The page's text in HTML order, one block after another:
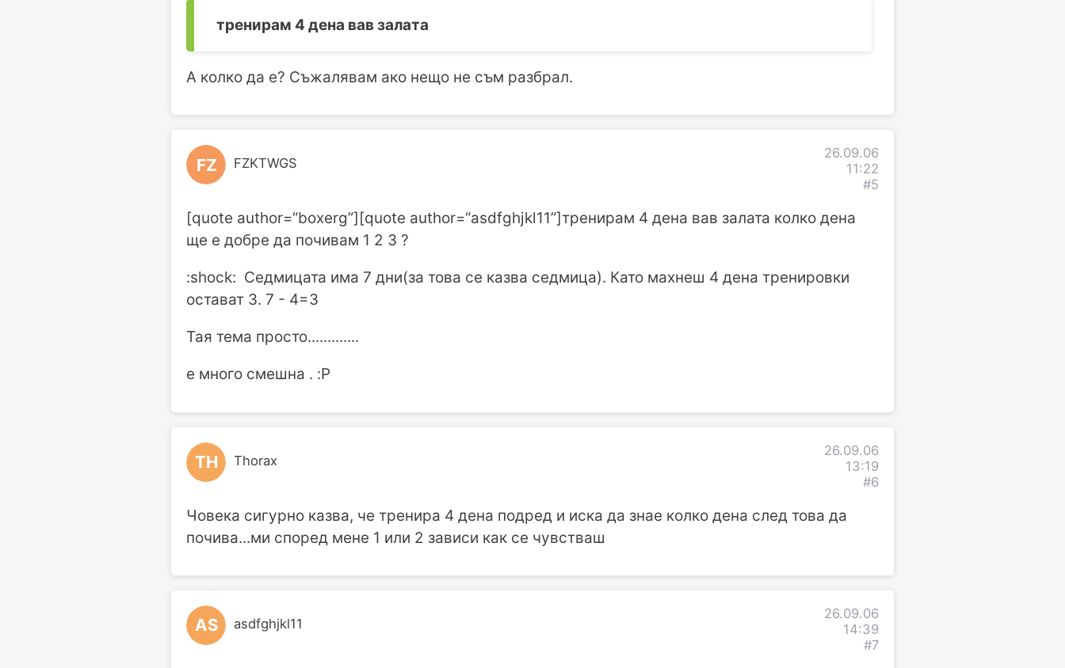
тренирам 4 дена вав залата
А колко да е? Съжалявам ако нещо не съм разбрал.
FZ FZKTWGS
26.09.06
11:22
#5
[quote author=“boxerg”][quote author=“asdfghjkl11”]тренирам 4 дена вав залата колко дена
ще е добре да почивам 1 2 3 ?
:shock: Седмицата има 7 дни(за това се казва седмица). Като махнеш 4 дена тренировки
остават 3. 7 - 4=3
Тая тема просто.............
е много смешна . :P
TH Thorax
26.09.06
13:19
#6
Човека сигурно казва, че тренира 4 дена подред и иска да знае колко дена след това да
почива...ми според мене 1 или 2 зависи как се чувстваш
AS asdfghjkl11
26.09.06
14:39
#7